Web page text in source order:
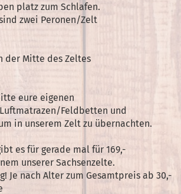
platz zum Schlafen.
zwei Peronen/Zelt
der Mitte des Zeltes
eure eigenen
Feldbetten und
in unserem Zelt zu übernachten.
es für gerade mal für 169,-
unserer Sachsenzelte.
Je nach Alter zum Gesamtpreis ab 30,-